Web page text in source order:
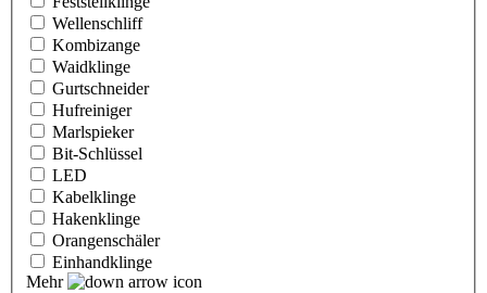
Wellenschliff
Kombizange
Waidklinge
Gurtschneider
Hufreiniger
Marlspieker
Bit-Schlüssel
LED
Kabelklinge
Hakenklinge
Orangenschäler
Einhandklinge
Mehr